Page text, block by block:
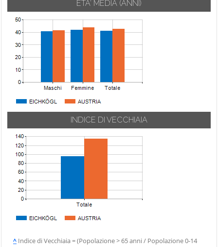
ETA' MEDIA (ANNI)
INDICE DI VECCHIAIA
^ Indice di Vecchiaia = (Popolazione > 65 anni / Popolazione 0-14